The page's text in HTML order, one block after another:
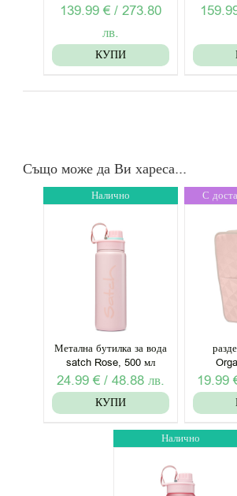
139.99 € / 273.80
лв.
КУПИ
Също може да Ви хареса...
Налично
Метална бутилка за вода
satch Rose, 500 мл
24.99 € / 48.88 лв.
КУПИ
С
19.99
Налично